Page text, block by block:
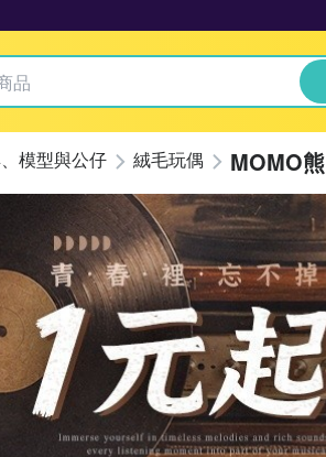
模型與公仔 絨毛玩偶 MOMO熊